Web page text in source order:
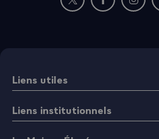
Nouvelle fenêtre :
Nouvelle
Liens utiles
Liens institutionnels